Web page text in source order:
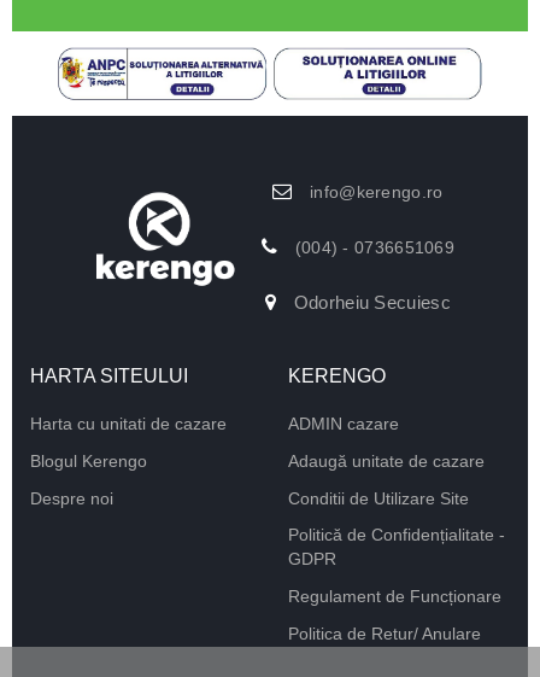
info@kerengo.ro
(004) - 0736651069
Odorheiu Secuiesc
HARTA SITEULUI
Harta cu unitati de cazare
Blogul Kerengo
Despre noi
KERENGO
ADMIN cazare
Adaugă unitate de cazare
Conditii de Utilizare Site
Politică de Confidențialitate -
GDPR
Regulament de Funcționare
Politica de Retur/ Anulare